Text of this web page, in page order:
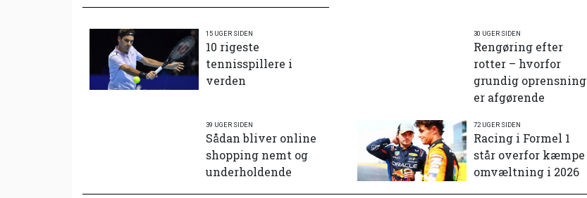
15 UGER SIDEN
10 rigeste
tennisspillere i
verden
30 UGER SIDEN
Rengøring efter
rotter – hvorfor
grundig oprensning
er afgørende
39 UGER SIDEN
Sådan bliver online
shopping nemt og
underholdende
72 UGER SIDEN
Racing i Formel 1
står overfor kæmpe
omvæltning i 2026